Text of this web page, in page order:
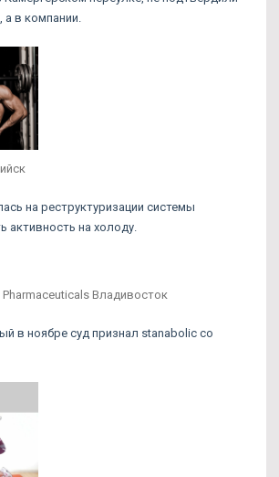
а в компании.
на реструктуризации системы
активность на холоду.
Владивосток
в ноябре суд признал stanabolic со